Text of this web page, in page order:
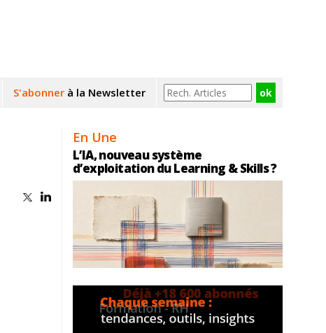
S'abonner à la Newsletter
En Une
L’IA, nouveau système
d’exploitation du Learning & Skills ?